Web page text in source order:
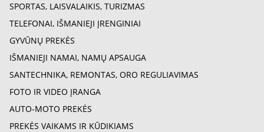
SPORTAS, LAISVALAIKIS, TURIZMAS
TELEFONAI, IŠMANIEJI ĮRENGINIAI
GYVŪNŲ PREKĖS
IŠMANIEJI NAMAI, NAMŲ APSAUGA
SANTECHNIKA, REMONTAS, ORO REGULIAVIMAS
FOTO IR VIDEO ĮRANGA
AUTO-MOTO PREKĖS
PREKĖS VAIKAMS IR KŪDIKIAMS